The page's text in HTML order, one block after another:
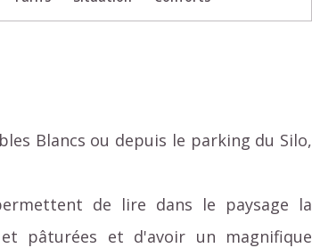
Blancs ou depuis le parking du Silo,
de lire dans le paysage la
pâturées et d'avoir un magnifique